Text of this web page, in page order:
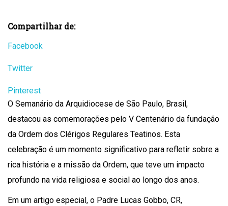
Compartilhar de:
Facebook
Twitter
Pinterest
O Semanário da Arquidiocese de São Paulo, Brasil,
destacou as comemorações pelo V Centenário da fundação
da Ordem dos Clérigos Regulares Teatinos. Esta
celebração é um momento significativo para refletir sobre a
rica história e a missão da Ordem, que teve um impacto
profundo na vida religiosa e social ao longo dos anos.
Em um artigo especial, o Padre Lucas Gobbo, CR,